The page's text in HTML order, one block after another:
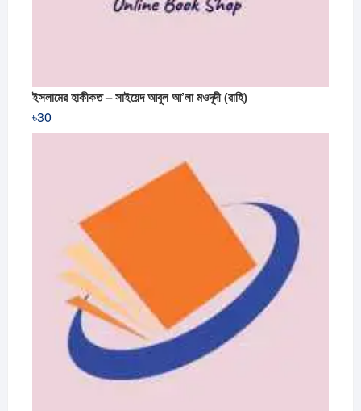
ইসলামের হাকীকত – সাইয়েদ আবুল আ’লা মওদূদী (রাহি)
৳30